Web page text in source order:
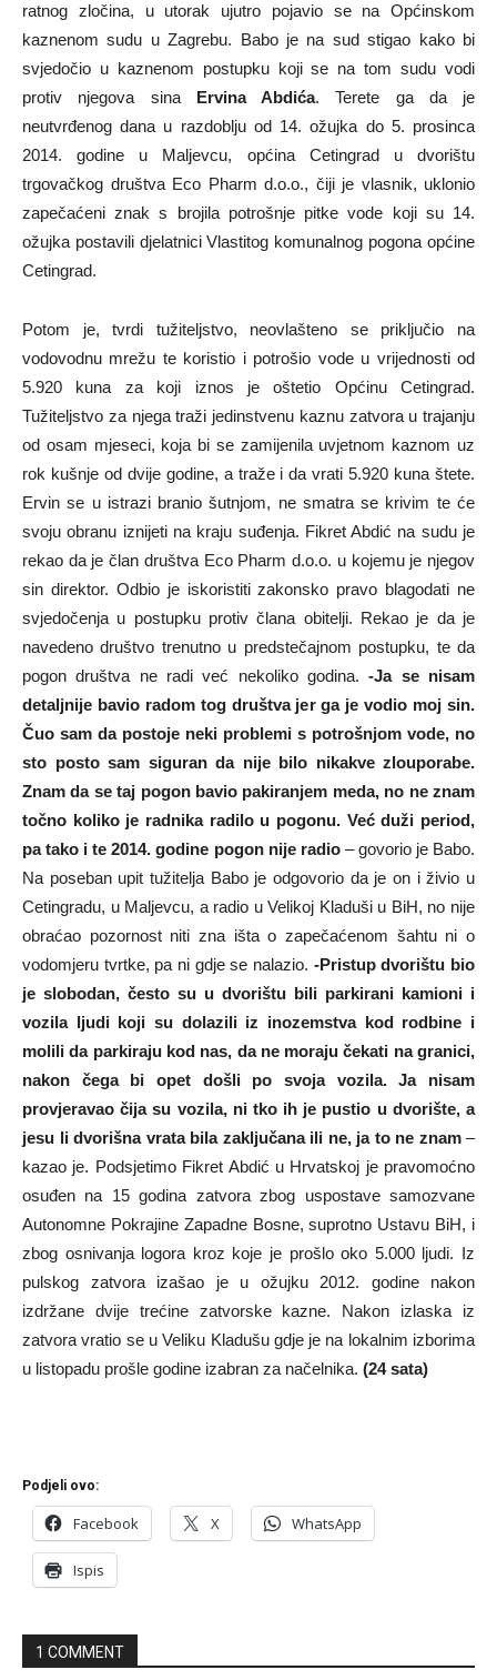
ratnog zločina, u utorak ujutro pojavio se na Općinskom
kaznenom sudu u Zagrebu. Babo je na sud stigao kako bi
svjedočio u kaznenom postupku koji se na tom sudu vodi
protiv njegova sina Ervina Abdića. Terete ga da je
neutvrđenog dana u razdoblju od 14. ožujka do 5. prosinca
2014. godine u Maljevcu, općina Cetingrad u dvorištu
trgovačkog društva Eco Pharm d.o.o., čiji je vlasnik, uklonio
zapečaćeni znak s brojila potrošnje pitke vode koji su 14.
ožujka postavili djelatnici Vlastitog komunalnog pogona općine
Cetingrad.
Potom je, tvrdi tužiteljstvo, neovlašteno se priključio na
vodovodnu mrežu te koristio i potrošio vode u vrijednosti od
5.920 kuna za koji iznos je oštetio Općinu Cetingrad.
Tužiteljstvo za njega traži jedinstvenu kaznu zatvora u trajanju
od osam mjeseci, koja bi se zamijenila uvjetnom kaznom uz
rok kušnje od dvije godine, a traže i da vrati 5.920 kuna štete.
Ervin se u istrazi branio šutnjom, ne smatra se krivim te će
svoju obranu iznijeti na kraju suđenja. Fikret Abdić na sudu je
rekao da je član društva Eco Pharm d.o.o. u kojemu je njegov
sin direktor. Odbio je iskoristiti zakonsko pravo blagodati ne
svjedočenja u postupku protiv člana obitelji. Rekao je da je
navedeno društvo trenutno u predstečajnom postupku, te da
pogon društva ne radi već nekoliko godina.-Ja se nisam
detaljnije bavio radom tog društva jer ga je vodio moj sin.
Čuo sam da postoje neki problemi s potrošnjom vode, no
sto posto sam siguran da nije bilo nikakve zlouporabe.
Znam da se taj pogon bavio pakiranjem meda, no ne znam
točno koliko je radnika radilo u pogonu. Već duži period,
pa tako i te 2014. godine pogon nije radio– govorio je Babo.
Na poseban upit tužitelja Babo je odgovorio da je on i živio u
Cetingradu, u Maljevcu, a radio u Velikoj Kladuši u BiH, no nije
obraćao pozornost niti zna išta o zapečaćenom šahtu ni o
vodomjeru tvrtke, pa ni gdje se nalazio. -Pristup dvorištu bio
je slobodan, često su u dvorištu bili parkirani kamioni i
vozila ljudi koji su dolazili iz inozemstva kod rodbine i
molili da parkiraju kod nas, da ne moraju čekati na granici,
nakon čega bi opet došli po svoja vozila. Ja nisam
provjeravao čija su vozila, ni tko ih je pustio u dvorište, a
jesu li dvorišna vrata bila zaključana ili ne, ja to ne znam–
kazao je. Podsjetimo Fikret Abdić u Hrvatskoj je pravomoćno
osuđen na 15 godina zatvora zbog uspostave samozvane
Autonomne Pokrajine Zapadne Bosne, suprotno Ustavu BiH, i
zbog osnivanja logora kroz koje je prošlo oko 5.000 ljudi. Iz
pulskog zatvora izašao je u ožujku 2012. godine nakon
izdržane dvije trećine zatvorske kazne. Nakon izlaska iz
zatvora vratio se u Veliku Kladušu gdje je na lokalnim izborima
u listopadu prošle godine izabran za načelnika. (24 sata)
Podjeli ovo:
Facebook X WhatsApp
Ispis
1 COMMENT